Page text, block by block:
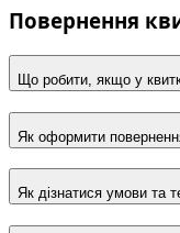
Повернення
Що робити, якщо у
Як оформити
Як дізнатися умови та